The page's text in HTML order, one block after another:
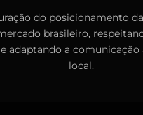
do posicionamento
brasileiro,
adaptando a comunicação
local.